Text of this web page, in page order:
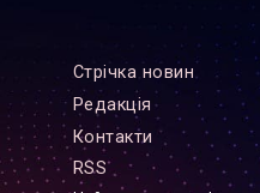
Стрiчка новин
Редакцiя
Контакти
RSS